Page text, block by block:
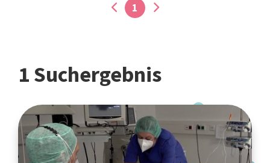
1
1 Suchergebnis